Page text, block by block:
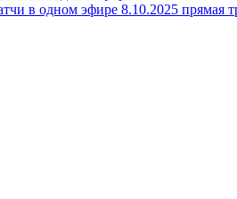
одном эфире 8.10.2025 прямая